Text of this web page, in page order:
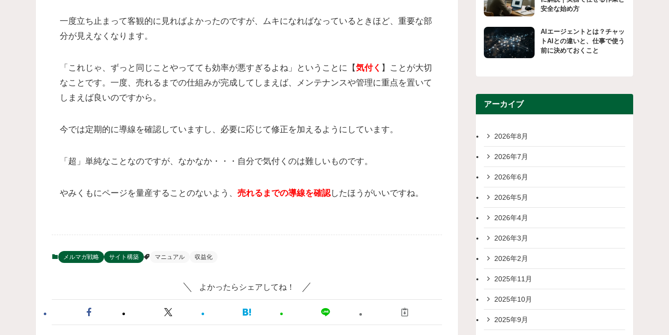
一度立ち止まって客観的に見ればよかったのですが、ムキになればなっているときほど、重要な部
分が見えなくなります。
「これじゃ、ずっと同じことやってても効率が悪すぎるよね」ということに【気付く 】ことが大切
なことです。一度、売れるまでの仕組みが完成してしまえば、メンテナンスや管理に重点を置いて
しまえば良いのですから。
今では定期的に導線を確認していますし、必要に応じて修正を加えるようにしています。
「超」単純なことなのですが、なかなか・・・自分で気付くのは難しいものです。
やみくもにページを量産することのないよう、 売れるまでの導線を確認したほうがいいですね。
メルマガ戦略 サイト構築 マニュアル 収益化
よかったらシェアしてね！
安全な始め方
AIエージェントとは？チャッ
トAIとの違いと、仕事で使う
前に決めておくこと
アーカイブ
2026年8月
2026年7月
2026年6月
2026年5月
2026年4月
2026年3月
2026年2月
2025年11月
2025年10月
2025年9月